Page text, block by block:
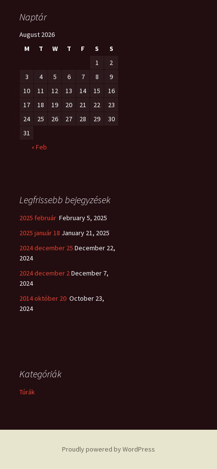
Naptár
August 2026
M
T W T F S
S
1
2
3
4 5 6 7 8
9
10
11 12 13 14 15
16
17
18 19 20 21 22
23
24
25 26 27 28 29
30
31
« Feb
Legfrissebb bejegyzések
2025 február February 5, 2025
2025 január 18 January 21, 2025
2024 december 25 December 22,
2024
2024 december 2December 7,
2024
2014 október 20 October 23,
2024
Kategóriák
Túrák
Proudly powered by WordPress